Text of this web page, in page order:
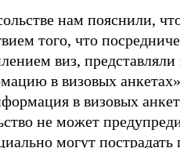
нам пояснили,
того, что
виз,
в визовых
в визовых
не может
могут